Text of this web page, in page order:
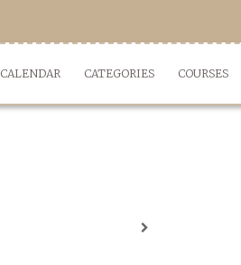
CALENDAR CATEGORIES COURSES